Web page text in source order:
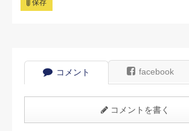
保存
コメント facebook
コメントを書く